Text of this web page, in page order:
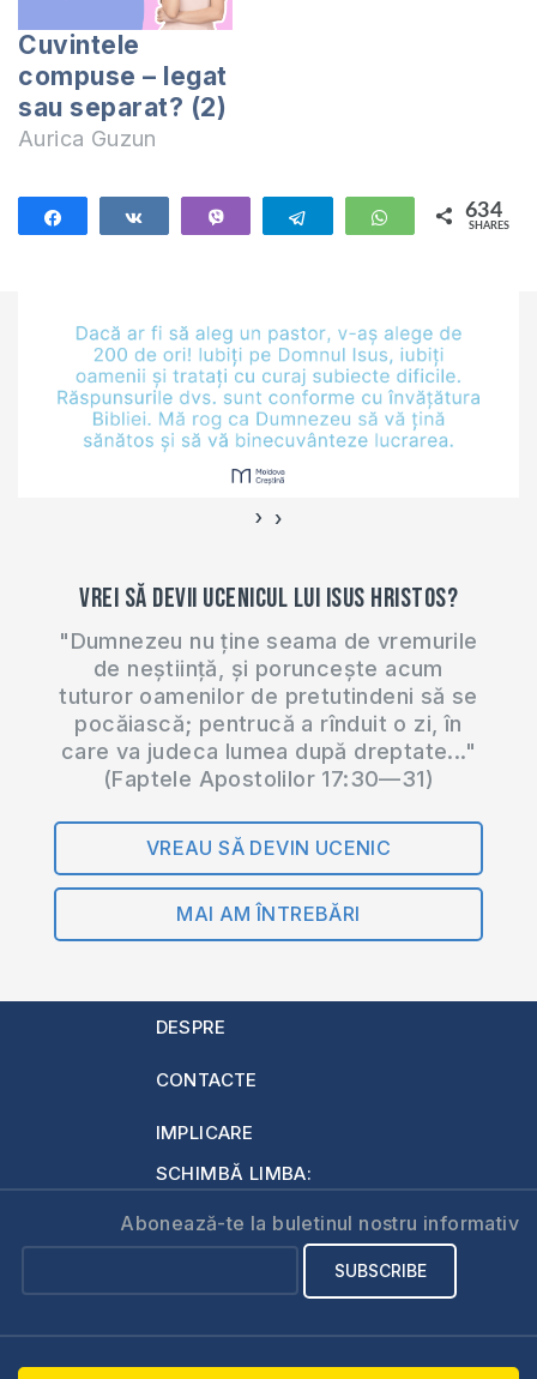
Cuvintele
compuse – legat
sau separat? (2)
Aurica Guzun
Telegram WhatsApp
634
SHARES
‹ ›
Vrei să devii ucenicul lui Isus Hristos?
"Dumnezeu nu ține seama de vremurile
de neștiință, și poruncește acum
tuturor oamenilor de pretutindeni să se
pocăiască; pentrucă a rînduit o zi, în
care va judeca lumea după dreptate..."
(Faptele Apostolilor 17:30—31)
VREAU SĂ DEVIN UCENIC
MAI AM ÎNTREBĂRI
DESPRE
CONTACTE
IMPLICARE
SCHIMBĂ LIMBA:
Abonează-te la buletinul nostru informativ